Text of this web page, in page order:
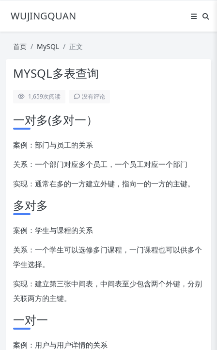
WUJINGQUAN
首页 MySQL 正文
MYSQL多表查询
1,659次阅读 没有评论
一对多(多对一）
案例：部门与员工的关系
关系：一个部门对应多个员工，一个员工对应一个部门
实现：通常在多的一方建立外键，指向一的一方的主键。
多对多
案例：学生与课程的关系
关系：一个学生可以选修多门课程，一门课程也可以供多个
学生选择。
实现：建立第三张中间表，中间表至少包含两个外键，分别
关联两方的主键。
一对一
案例：用户与用户详情的关系